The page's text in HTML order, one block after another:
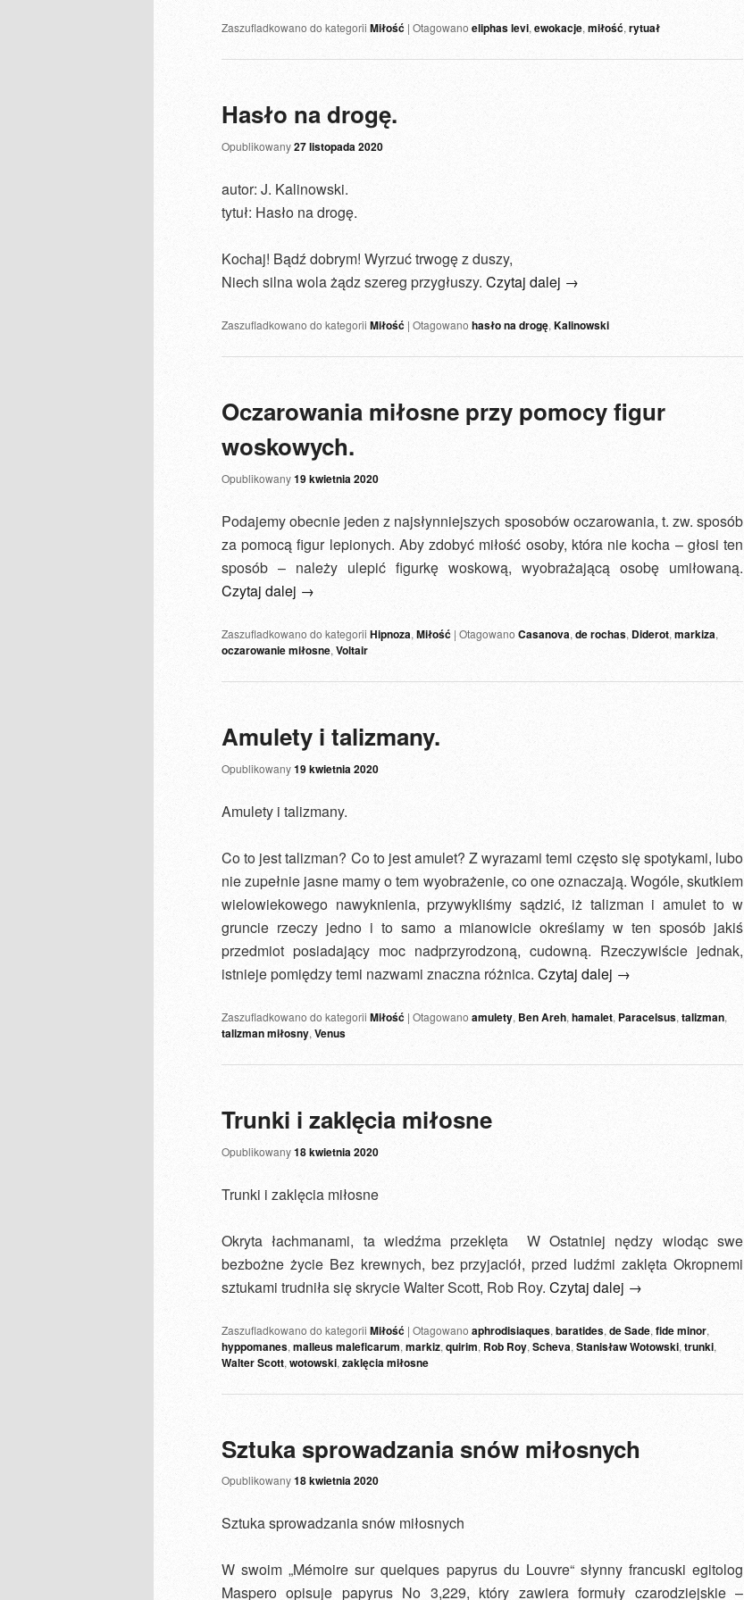
Zaszufladkowano do kategorii Miłość | Otagowano eliphas levi,ewokacje,miłość,rytuał
Hasło na drogę.
Opublikowany27 listopada 2020
autor: J. Kalinowski.
tytuł: Hasło na drogę.
Kochaj! Bądź dobrym! Wyrzuć trwogę z duszy,
Niech silna wola żądz szereg przygłuszy. Czytaj dalej →
Zaszufladkowano do kategorii Miłość | Otagowano hasło na drogę, Kalinowski
Oczarowania miłosne przy pomocy figur
woskowych.
Opublikowany19 kwietnia 2020
Podajemy obecnie jeden z najsłynniejszych sposobów oczarowania, t. zw. sposób
za pomocą figur lepionych. Aby zdobyć miłość osoby, która nie kocha – głosi ten
sposób – należy ulepić figurkę woskową, wyobrażającą osobę umiłowaną.
Czytaj dalej →
Zaszufladkowano do kategorii Hipnoza, Miłość | Otagowano Casanova, de rochas, Diderot, markiza,
oczarowanie miłosne, Voltair
Amulety i talizmany.
Opublikowany19 kwietnia 2020
Amulety i talizmany.
Co to jest talizman? Co to jest amulet? Z wyrazami temi często się spotykami, lubo
nie zupełnie jasne mamy o tem wyobrażenie, co one oznaczają. Wogóle, skutkiem
wielowiekowego nawyknienia, przywykliśmy sądzić, iż talizman i amulet to w
gruncie rzeczy jedno i to samo a mianowicie określamy w ten sposób jakiś
przedmiot posiadający moc nadprzyrodzoną, cudowną. Rzeczywiście jednak,
istnieje pomiędzy temi nazwami znaczna różnica. Czytaj dalej →
Zaszufladkowano do kategorii Miłość | Otagowano amulety, Ben Areh, hamalet, Paracelsus, talizman,
talizman miłosny, Venus
Trunki i zaklęcia miłosne
Opublikowany18 kwietnia 2020
Trunki i zaklęcia miłosne
Okryta łachmanami, ta wiedźma przeklęta W Ostatniej nędzy wiodąc swe
bezbożne życie Bez krewnych, bez przyjaciół, przed ludźmi zaklęta Okropnemi
sztukami trudniła się skrycie Walter Scott, Rob Roy. Czytaj dalej →
Zaszufladkowano do kategorii Miłość | Otagowano aphrodisiaques, baratides, de Sade, fide minor,
hyppomanes, malleus maleficarum, markiz, quirim, Rob Roy, Scheva, Stanisław Wotowski, trunki,
Walter Scott, wotowski, zaklęcia miłosne
Sztuka sprowadzania snów miłosnych
Opublikowany18 kwietnia 2020
Sztuka sprowadzania snów miłosnych
W swoim „Mémoire sur quelques papyrus du Louvre“ słynny francuski egitolog
Maspero opisuje papyrus No 3,229, który zawiera formuły czarodziejskie –